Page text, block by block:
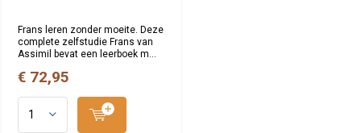
Frans leren zonder moeite. Deze
complete zelfstudie Frans van
Assimil bevat een leerboek m...
€ 72,95